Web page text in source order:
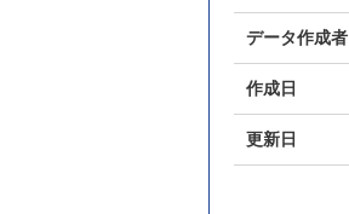
データ作成者
作成日
更新日